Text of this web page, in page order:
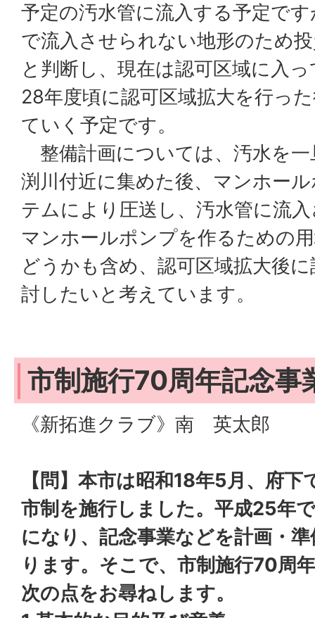
予定の汚水管に流入する予定で
で流入させられない地形のため
と判断し、現在は認可区域に入
28年度頃に認可区域拡大を行っ
ていく予定です。
整備計画については、汚水を一
渕川付近に集めた後、マンホー
テムにより圧送し、汚水管に流
マンホールポンプを作るための
どうかも含め、認可区域拡大後
討したいと考えています。
市制施行70周年記念
《新拓進クラブ》南 英太郎
【問】本市は昭和18年5月、府
市制を施行しました。平成25年
になり、記念事業などを計画・
ります。そこで、市制施行70周
次の点をお尋ねします。